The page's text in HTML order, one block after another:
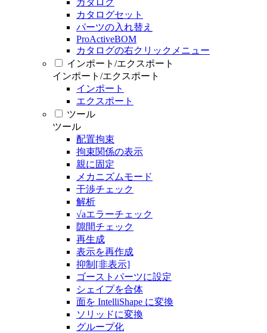
カタログ
カタログセット
パーツの入れ替え
ProActiveBOM
カタログの右クリックメニュー
インポート/エクスポート
インポート/エクスポート
インポート
エクスポート
ツール
ツール
配置拘束
拘束関係の表示
親に固定
メカニズムモード
干渉チェック
解析
√aエラーチェック
隙間チェック
再生成
表示を再作成
抑制[非表示]
ゴーストパーツに設定
シェイプを合体
面を IntelliShape に変換
ソリッドに変換
グループ化